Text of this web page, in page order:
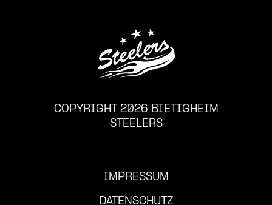
COPYRIGHT 2026 BIETIGHEIM
STEELERS
IMPRESSUM
DATENSCHUTZ